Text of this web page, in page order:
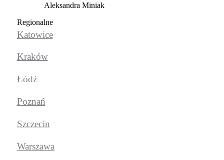
Aleksandra Miniak
Regionalne
Katowice
Kraków
Łódź
Poznań
Szczecin
Warszawa